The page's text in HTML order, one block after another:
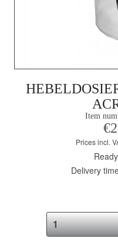
Item
Prices incl.
Delivery